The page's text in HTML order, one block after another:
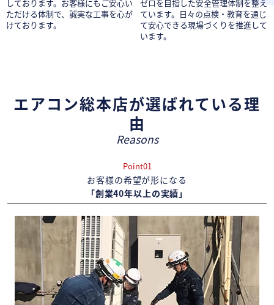
しております。お客様にもご安心い
ただける体制で、誠実な工事を心が
けております。
ゼロを目指した安全管理体制を整え
ています。日々の点検・教育を通じ
て安心できる現場づくりを推進して
います。
エアコン総本店が選ばれている理
由
Reasons
Point01
お客様の希望が形になる
「創業40年以上の実績」